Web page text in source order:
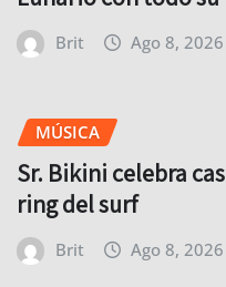
Brit Ago 8, 2026
MÚSICA
Sr. Bikini celebra
ring del surf
Brit Ago 8, 2026